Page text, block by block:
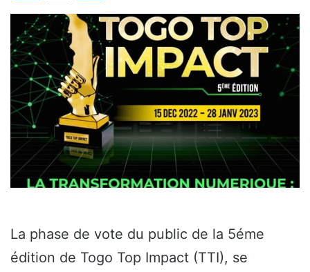
La phase de vote du public de la 5éme
édition de Togo Top Impact (TTI), se